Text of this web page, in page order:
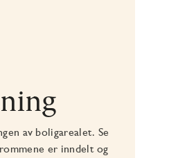
av boligarealet. Se
er inndelt og